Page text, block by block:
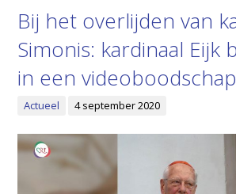
Bij het overlijden van
Simonis: kardinaal Eijk
in een videoboodschap
Actueel 4 september 2020